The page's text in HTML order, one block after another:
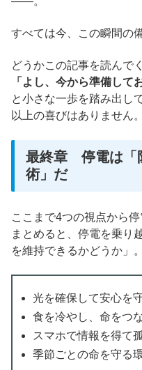
すべては今、この瞬間の
どうかこの記事を読んで
「よし、今から準備して
と小さな一歩を踏み出し
以上の喜びはありません。
最終章 停電は「
術」だ
ここまで4つの視点から
まとめると、停電を乗り
を維持できるかどうか」。
光を確保して安心を
食を冷やし、命をつ
スマホで情報を得て
季節ごとの命を守る